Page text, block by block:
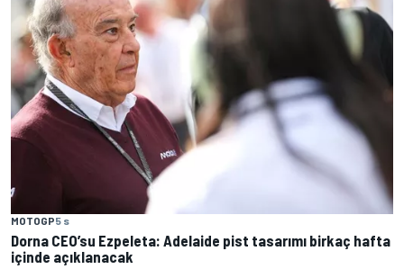
MOTOGP5 s
Dorna CEO’su Ezpeleta: Adelaide pist tasarımı birkaç hafta
içinde açıklanacak